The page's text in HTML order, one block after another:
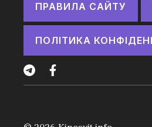
ПРАВИЛА САЙТУ
ПОЛІТИКА